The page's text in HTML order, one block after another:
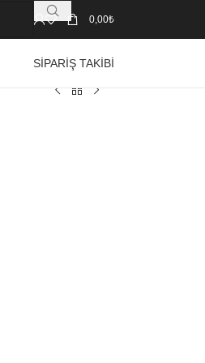
0,00₺
SIPARIŞ TAKIBI